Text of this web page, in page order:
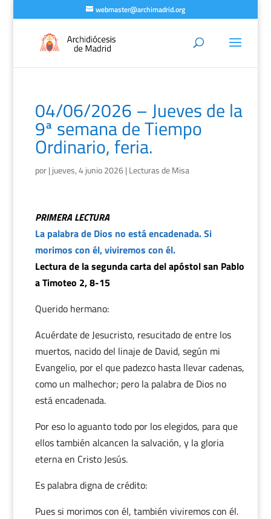
webmaster@archimadrid.org
04/06/2026 – Jueves de la
9ª semana de Tiempo
Ordinario, feria.
por| jueves, 4 junio 2026| Lecturas de Misa
PRIMERA LECTURA
La palabra de Dios no está encadenada. Si
morimos con él, viviremos con él.
Lectura de la segunda carta del apóstol san Pablo
a Timoteo 2, 8-15
Querido hermano:
Acuérdate de Jesucristo, resucitado de entre los
muertos, nacido del linaje de David, según mi
Evangelio, por el que padezco hasta llevar cadenas,
como un malhechor; pero la palabra de Dios no
está encadenada.
Por eso lo aguanto todo por los elegidos, para que
ellos también alcancen la salvación, y la gloria
eterna en Cristo Jesús.
Es palabra digna de crédito:
Pues si morimos con él, también viviremos con él.